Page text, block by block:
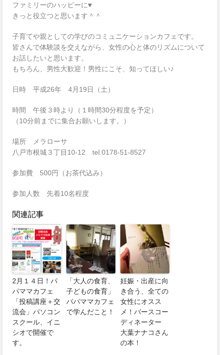
ファミリーのハッピーに♥
きっと役立つと思います＾＾
子育てや親としての学びのコミュニケーションカフェです。
皆さんで体験談を交えながら、女性の心と体のリズムについて
お話したいと思います。
もちろん、男性大歓迎！男性にこそ、知ってほしい♪
日時 平成26年 4月19日（土）
時間 午後３時より（１時間30分程度を予定）
（10分前までに集合お願いします。）
場所 メラローサ
八戸市根城３丁目10-12 tel.0178-51-8527
参加費 500円（お茶代込み）
参加人数 先着10名程度
関連記事
2月１４日！パ
パママカフェ
「投稿講座＋交
流会」パソコン
スクール、イニ
シオで開催で
す。
「大人の食育、
子どもの食育」
パパママカフェ
で学んだこと！
妊娠・出産に向
き合う、全ての
女性にオスス
メ！バースコー
ディネーター
大葉ナナコさん
の本！